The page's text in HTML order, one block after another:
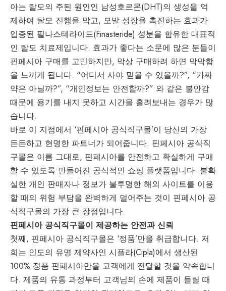
아는 탈모의 주된 원인인 남성호르몬(DHT)의 생성을 억
제하여 탈모 진행을 막고, 모발 성장을 촉진하는 효과가
입증된 필나스테라이드(Finasteride) 성분을 함유한 대표적
인 탈모 치료제입니다. 효과가 좋다는 소문에 많은 분들이
핀페시아 구매를 고민하지만, 막상 구매하려 하면 막막함
을 느끼게 됩니다. “어디서 사야 믿을 수 있을까?”, “가짜
약은 아닐까?”, “개인정보는 안전할까?” 와 같은 불안감
때문에 용기를 내지 못하고 시간을 흘려보내는 경우가 많
습니다.
바로 이 지점에서 ‘핀페시아 공식직구몰’이 당신의 가장
든든하고 현명한 파트너가 되어줍니다. 핀페시아 공식직
구몰은 이름 그대로, 핀페시아를 안전하고 확실하게 구매
할 수 있도록 만들어진 공식적인 쇼핑 플랫폼입니다. 불확
실한 개인 판매자나 정보가 불투명한 해외 사이트를 이용
할 때의 위험 부담을 완벽하게 덜어주는 것이 핀페시아 공
식직구몰의 가장 큰 장점입니다.
핀페시아 공식직구몰이 제공하는 안전과 신뢰
첫째, 핀페시아 공식직구몰은 ‘정품’만을 취급합니다. 저
희는 인도의 유명 제약사인 시플라(Cipla)에서 생산된
100% 정품 핀페시아만을 고객에게 전달할 것을 약속합니
다. 제품의 유통 과정부터 고객님의 손에 제품이 들릴 때